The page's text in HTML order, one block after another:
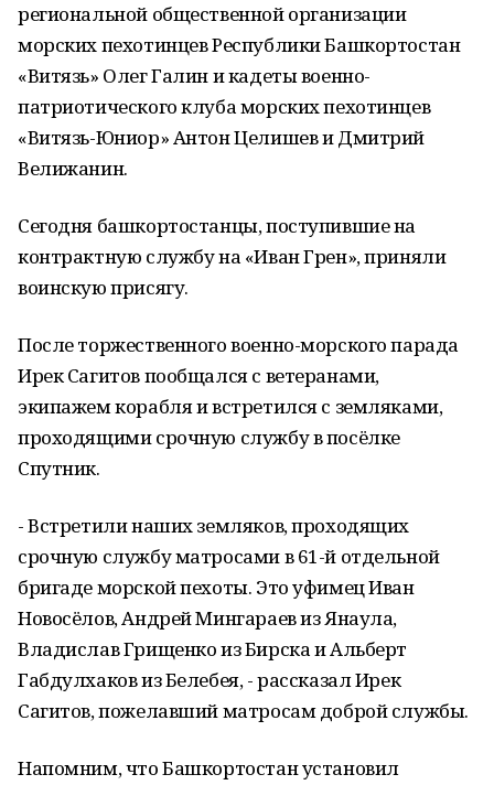
региональной общественной организации
морских пехотинцев Республики Башкортостан
«Витязь» Олег Галин и кадеты военно-
патриотического клуба морских пехотинцев
«Витязь-Юниор» Антон Целишев и Дмитрий
Велижанин.
Сегодня башкортостанцы, поступившие на
контрактную службу на «Иван Грен», приняли
воинскую присягу.
После торжественного военно-морского парада
Ирек Сагитов пообщался с ветеранами,
экипажем корабля и встретился с земляками,
проходящими срочную службу в посёлке
Спутник.
- Встретили наших земляков, проходящих
срочную службу матросами в 61-й отдельной
бригаде морской пехоты. Это уфимец Иван
Новосёлов, Андрей Мингараев из Янаула,
Владислав Грищенко из Бирска и Альберт
Габдулхаков из Белебея, - рассказал Ирек
Сагитов, пожелавший матросам доброй службы.
Напомним, что Башкортостан установил